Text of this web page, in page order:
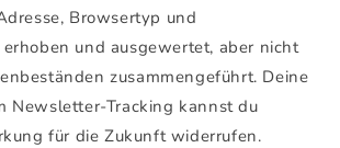
Browsertyp und
und ausgewertet, aber nicht
zusammengeführt. Deine
Newsletter-Tracking kannst du
für die Zukunft widerrufen.